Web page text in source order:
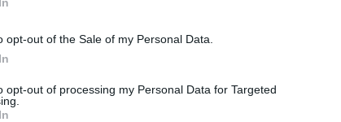
opt-out of the Sale of my Personal Data.
opt-out of processing my Personal Data for Targeted